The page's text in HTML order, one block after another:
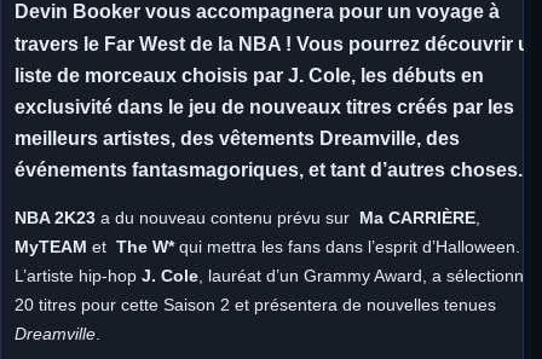
Devin Booker vous accompagnera pour un voyage à
travers le Far West de la NBA !Vous pourrez découvrir
liste de morceaux choisis par J. Cole, les débuts en
exclusivité dans le jeu de nouveaux titres créés par les
meilleurs artistes, des vêtements Dreamville, des
événements fantasmagoriques, et tant d’autres choses.
NBA 2K23 a du nouveau contenu prévu sur Ma CARRIÈRE,
MyTEAM etThe W*qui mettra les fans dans l’esprit d’Halloween.
L’artiste hip-hopJ. Cole, lauréat d’un Grammy Award, a sélectionné
20 titres pour cette Saison 2 et présentera de nouvelles tenues
Dreamville.